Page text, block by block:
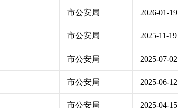
市公安局 2026-01-19
市公安局 2025-11-19
市公安局 2025-07-02
市公安局 2025-06-12
市公安局 2025-04-15